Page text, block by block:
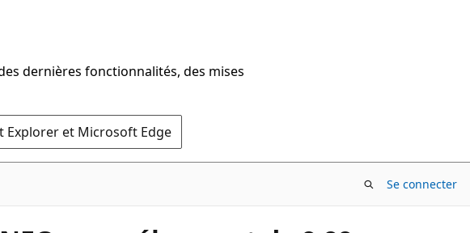
dernières fonctionnalités, des mises
Explorer et Microsoft Edge
Se connecter